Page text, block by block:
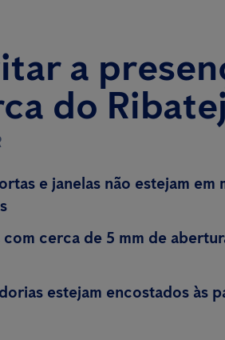
a
do
e janelas não estejam em
cerca de 5 mm de
estejam encostados às